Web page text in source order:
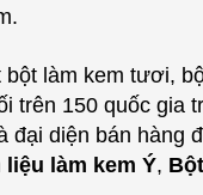
bột làm kem tươi,
trên 150 quốc gia
đại diện bán hàng
liệu làm kem Ý,